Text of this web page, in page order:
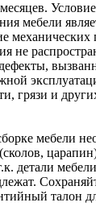
мебели
не
грязи и
мебели
детали
талон